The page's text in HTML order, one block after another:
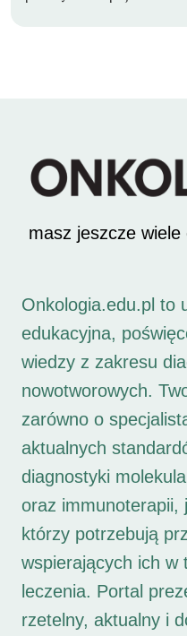
masz jeszcze
Onkologia.edu.pl to
edukacyjna,
wiedzy z zakresu
nowotworowych.
zarówno o
aktualnych
diagnostyki
oraz immunoterapii,
którzy potrzebują
wspierających ich w
leczenia. Portal
rzetelny, aktualny i